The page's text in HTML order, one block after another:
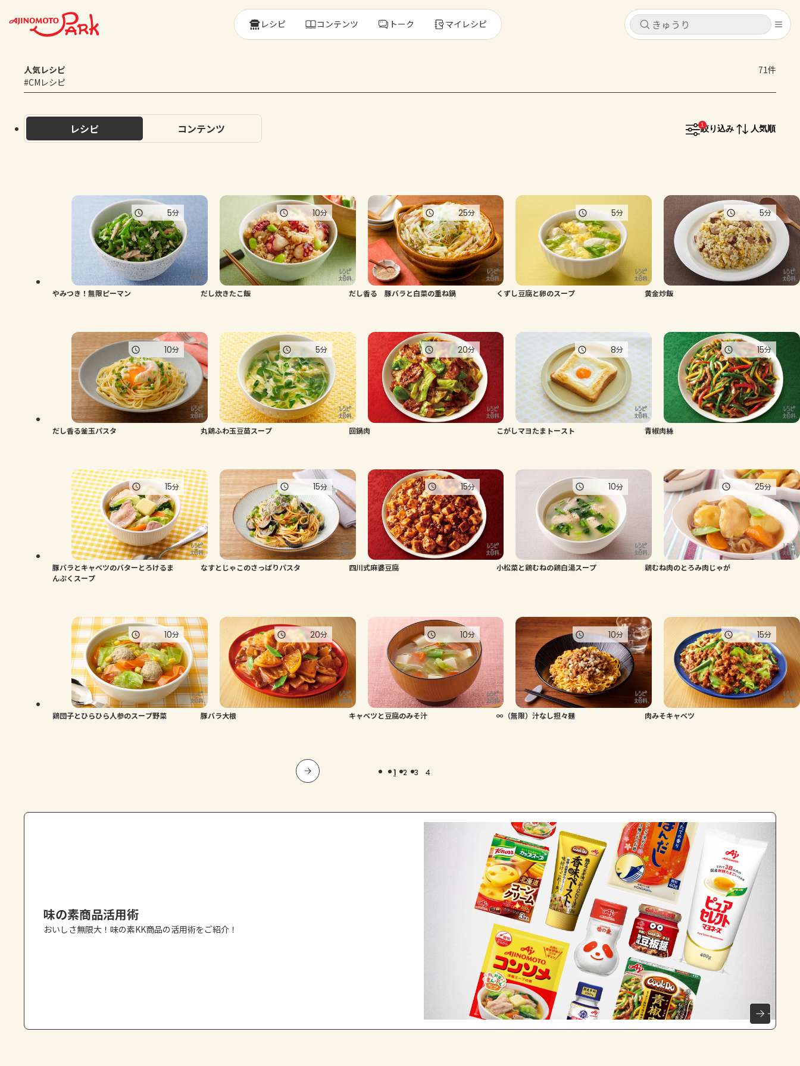
キャンセル
レシピ
トーク
よくあるお問い合わせ
AJINOMOTO PARK とは
キャンセル
レシピ コンテンツ トーク マイレシピ
人気レシピ
71件
#CMレシピ
レシピ コンテンツ 1
絞り込み 人気順
やみつき！無限ピーマン
5分
だし炊きたこ飯
10分
だし香る 豚バラと白菜の重ね鍋
25分
くずし豆腐と卵のスープ
5分
黄金炒飯
5分
だし香る釜玉パスタ
10分
丸鶏ふわ玉豆苗スープ
5分
回鍋肉
20分
こがしマヨたまトースト
8分
青椒肉絲
15分
豚バラとキャベツのバターとろけるま
んぷくスープ
15分
なすとじゃこのさっぱりパスタ
15分
四川式麻婆豆腐
15分
小松菜と鶏むねの鶏白湯スープ
10分
鶏むね肉のとろみ肉じゃが
25分
鶏団子とひらひら人参のスープ野菜
10分
豚バラ大根
20分
キャベツと豆腐のみそ汁
10分
∞（無限）汁なし担々麺
10分
肉みそキャベツ
15分
1 2 3 4
味の素商品活用術
おいしさ無限大！味の素KK商品の活用術をご紹介！